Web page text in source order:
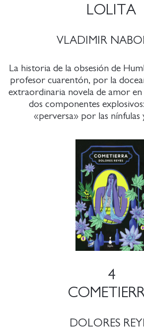
LOLITA
VLADIMIR
La historia de la obsesión de
profesor cuarentón, por la
extraordinaria novela de amor en
dos componentes
«perversa» por las nínfulas
4
DOLORES